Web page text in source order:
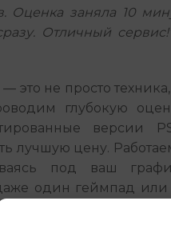
Оценка заняла 10
Отличный
не просто техника,
глубокую
версии
лучшую цену.
под ваш
один геймпад или
пылиться